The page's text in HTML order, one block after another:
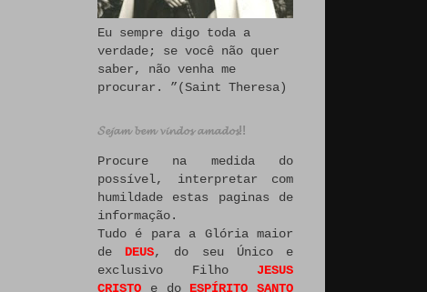
Eu sempre digo toda a
verdade; se você não quer
saber, não venha me
procurar. ”(Saint Theresa)
𝓢𝓮𝓳𝓪𝓶 𝓫𝓮𝓶 𝓿𝓲𝓷𝓭𝓸𝓼 𝓪𝓶𝓪𝓭𝓸𝓼!!
Procure na medida do
possível, interpretar com
humildade estas paginas de
informação.
Tudo é para a Glória maior
de DEUS, do seu Único e
exclusivo Filho JESUS
CRISTO e do ESPÍRITO SANTO